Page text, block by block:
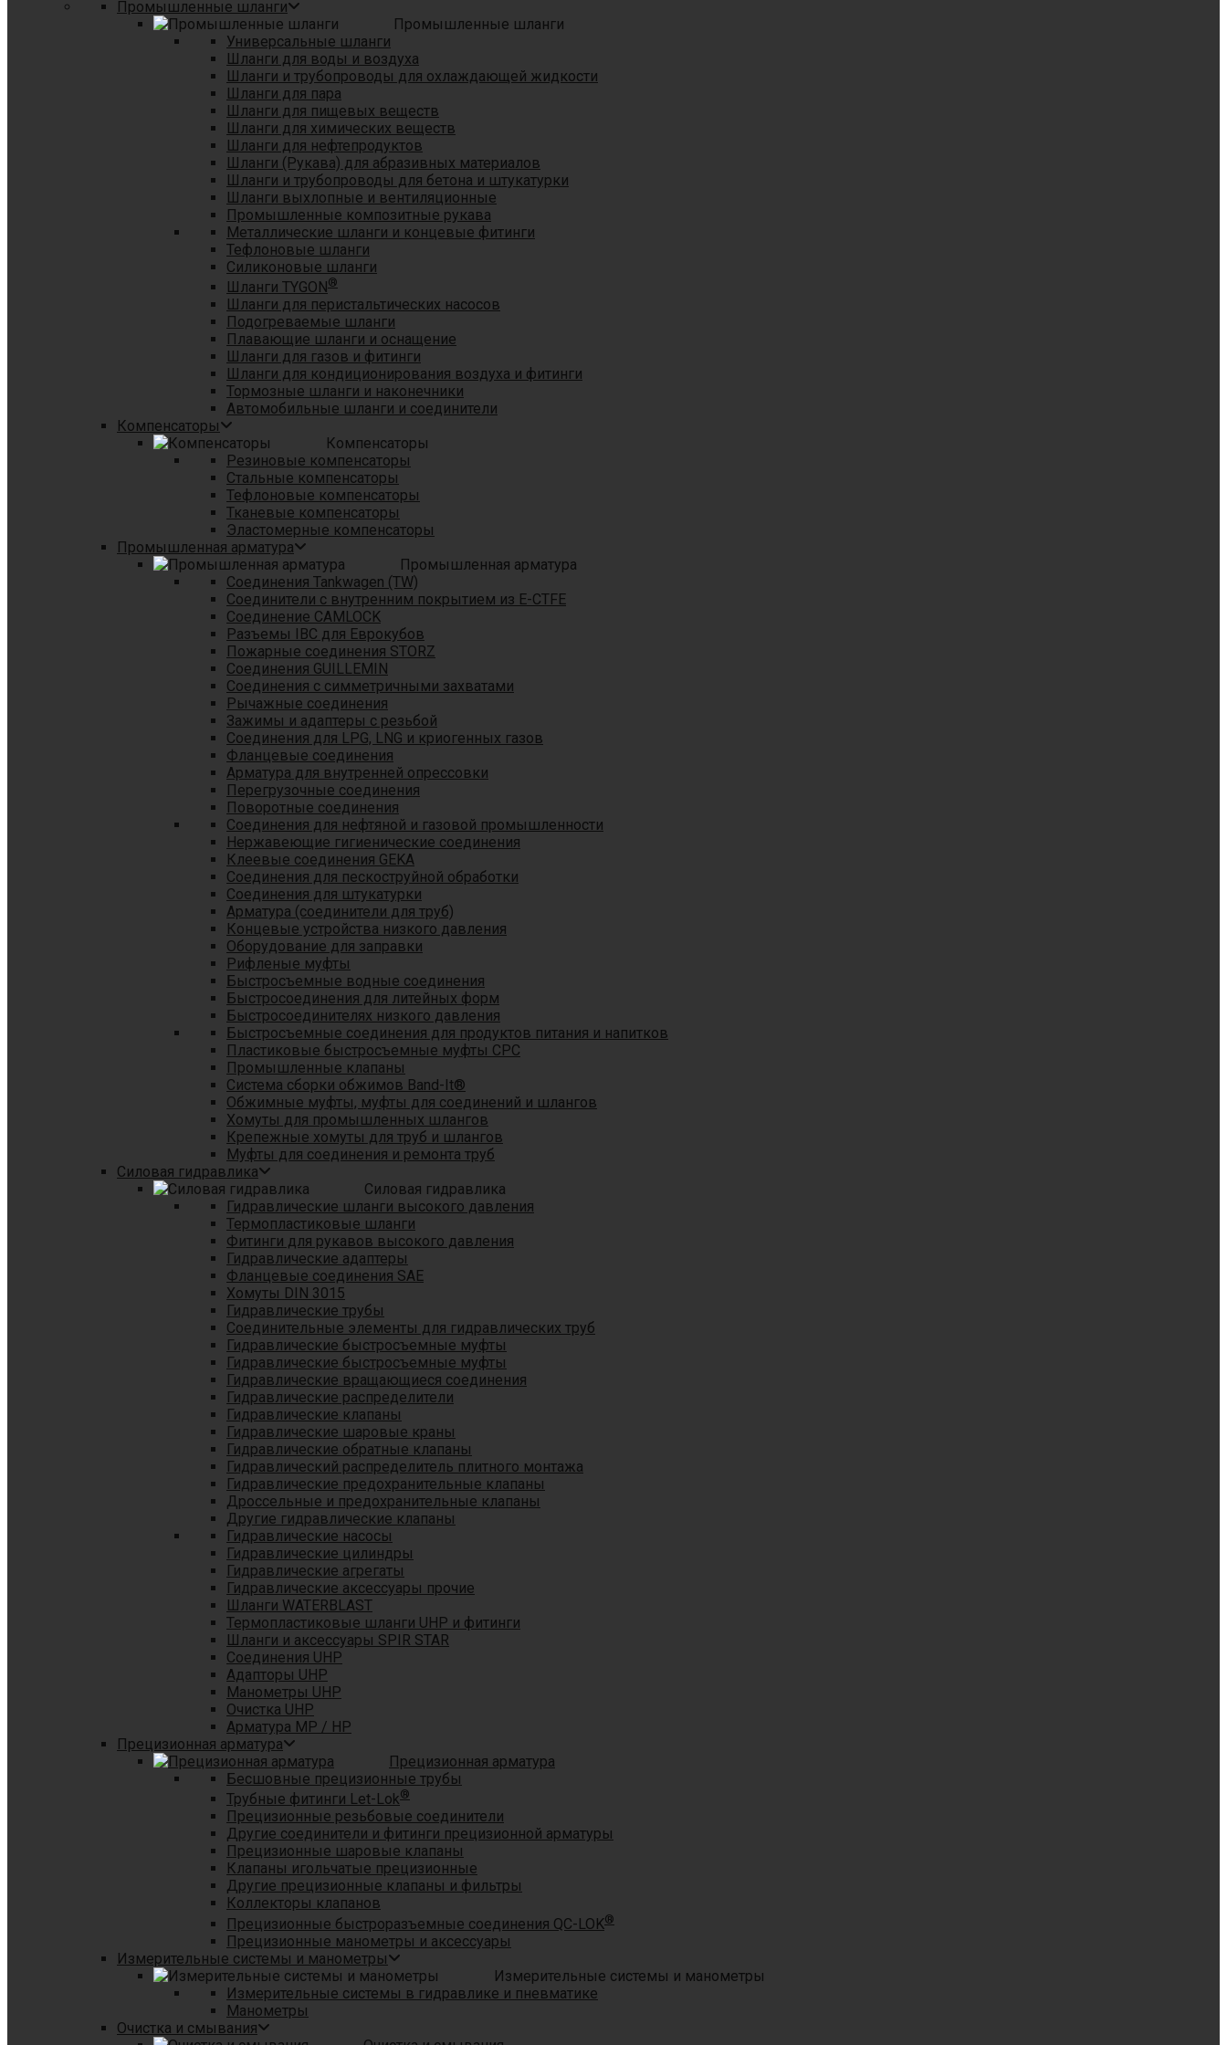
Промышленные шланги
Промышленные шланги
Универсальные шланги
Шланги для воды и воздуха
Шланги и трубопроводы для охлаждающей жидкости
Шланги для пара
Шланги для пищевых веществ
Шланги для химических веществ
Шланги для нефтепродуктов
Шланги (Рукава) для абразивных материалов
Шланги и трубопроводы для бетона и штукатурки
Шланги выхлопные и вентиляционные
Промышленные композитные рукава
Металлические шланги и концевые фитинги
Тефлоновые шланги
Силиконовые шланги
Шланги TYGON®
Шланги для перистальтических насосов
Подогреваемые шланги
Плавающие шланги и оснащение
Шланги для газов и фитинги
Шланги для кондиционирования воздуха и фитинги
Тормозные шланги и наконечники
Автомобильные шланги и соединители
Компенсаторы
Компенсаторы
Резиновые компенсаторы
Стальные компенсаторы
Тефлоновые компенсаторы
Тканевые компенсаторы
Эластомерные компенсаторы
Промышленная арматура
Промышленная арматура
Соединения Tankwagen (TW)
Соединители с внутренним покрытием из E-CTFE
Соединение CAMLOCK
Разъемы IBC для Еврокубов
Пожарные соединения STORZ
Соединения GUILLEMIN
Соединения с симметричными захватами
Рычажные соединения
Зажимы и адаптеры с резьбой
Соединения для LPG, LNG и криогенных газов
Фланцевые соединения
Арматура для внутренней опрессовки
Перегрузочные соединения
Поворотные соединения
Соединения для нефтяной и газовой промышленности
Нержавеющие гигиенические соединения
Клеевые соединения GEKA
Соединения для пескоструйной обработки
Cоединения для штукатурки
Арматура (соединители для труб)
Концевые устройства низкого давления
Оборудование для заправки
Рифленые муфты
Быстросъемные водные соединения
Быстросоединения для литейных форм
Быстросоединителях низкого давления
Быстросъемные соединения для продуктов питания и напитков
Пластиковые быстросъемные муфты CPC
Промышленные клапаны
Система сборки обжимов Band-It®
Обжимные муфты, муфты для соединений и шлангов
Хомуты для промышленных шлангов
Крепежные хомуты для труб и шлангов
Муфты для соединения и ремонта труб
Силовая гидравлика
Силовая гидравлика
Гидравлические шланги высокого давления
Термопластиковые шланги
Фитинги для рукавов высокого давления
Гидравлические адаптеры
Фланцевые соединения SAE
Хомуты DIN 3015
Гидравлические трубы
Соединительные элементы для гидравлических труб
Гидравлические быстросъемные муфты
Гидравлические быстросъемные муфты
Гидравлические вращающиеся соединения
Гидравлические распределители
Гидравлические клапаны
Гидравлические шаровые краны
Гидравлические обратные клапаны
Гидравлический распределитель плитного монтажа
Гидравлические предохранительные клапаны
Дроссельные и предохранительные клапаны
Другие гидравлические клапаны
Гидравлические насосы
Гидравлические цилиндры
Гидравлические агрегаты
Гидравлические аксессуары прочие
Шланги WATERBLAST
Термопластиковые шланги UHP и фитинги
Шланги и аксессуары SPIR STAR
Соединения UHP
Адапторы UHP
Манометры UHP
Очистка UHP
Арматура MP / HP
Прецизионная арматура
Прецизионная арматура
Бесшовные прецизионные трубы
Трубные фитинги Let-Lok®
Прецизионные резьбовые соединители
Другие соединители и фитинги прецизионной арматуры
Прецизионные шаровые клапаны
Клапаны игольчатые прецизионные
Другие прецизионные клапаны и фильтры
Коллекторы клапанов
Прецизионные быстроразъемные соединения QC-LOK®
Прецизионные манометры и аксессуары
Измерительные системы и манометры
Измерительные системы и манометры
Измерительные системы в гидравлике и пневматике
Манометры
Очистка и смывания